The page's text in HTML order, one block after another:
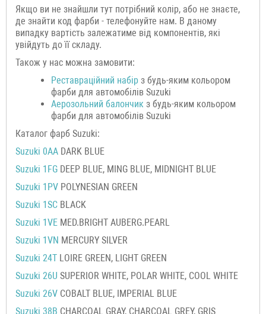
Якщо ви не знайшли тут потрібний колір, або не знаєте,
де знайти код фарби - телефонуйте нам. В даному
випадку вартість залежатиме від компонентів, які
увійдуть до її складу.
Також у нас можна замовити:
Реставраційний набір з будь-яким кольором
фарби для автомобілів Suzuki
Аерозольний балончик з будь-яким кольором
фарби для автомобілів Suzuki
Каталог фарб Suzuki:
Suzuki 0AA DARK BLUE
Suzuki 1FG DEEP BLUE, MING BLUE, MIDNIGHT BLUE
Suzuki 1PV POLYNESIAN GREEN
Suzuki 1SC BLACK
Suzuki 1VE MED.BRIGHT AUBERG.PEARL
Suzuki 1VN MERCURY SILVER
Suzuki 24T LOIRE GREEN, LIGHT GREEN
Suzuki 26U SUPERIOR WHITE, POLAR WHITE, COOL WHITE
Suzuki 26V COBALT BLUE, IMPERIAL BLUE
Suzuki 38B CHARCOAL GRAY, CHARCOAL GREY, GRIS